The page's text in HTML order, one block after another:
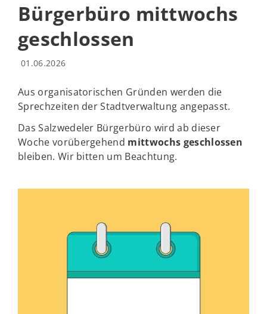
Bürgerbüro mittwochs
geschlossen
01.06.2026
Aus organisatorischen Gründen werden die
Sprechzeiten der Stadtverwaltung angepasst.
Das Salzwedeler Bürgerbüro wird ab dieser
Woche vorübergehend mittwochs geschlossen
bleiben. Wir bitten um Beachtung.